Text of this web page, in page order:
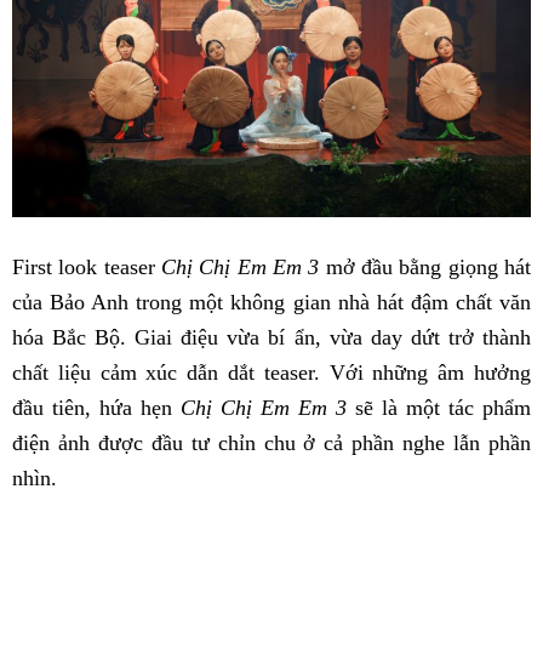
First look teaser Chị Chị Em Em 3 mở đầu bằng giọng hát
của Bảo Anh trong một không gian nhà hát đậm chất văn
hóa Bắc Bộ. Giai điệu vừa bí ẩn, vừa day dứt trở thành
chất liệu cảm xúc dẫn dắt teaser. Với những âm hưởng
đầu tiên, hứa hẹn Chị Chị Em Em 3 sẽ là một tác phẩm
điện ảnh được đầu tư chỉn chu ở cả phần nghe lẫn phần
nhìn.